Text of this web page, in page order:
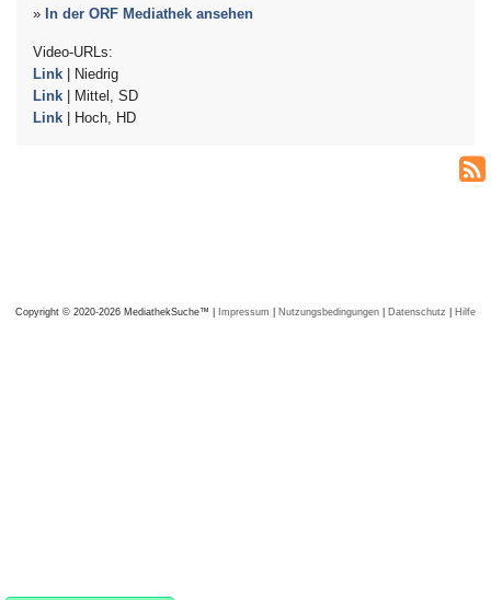
» In der ORF Mediathek ansehen
Video-URLs:
Link | Niedrig
Link | Mittel, SD
Link | Hoch, HD
Copyright © 2020-2026 MediathekSuche™ | Impressum | Nutzungsbedingungen | Datenschutz | Hilfe